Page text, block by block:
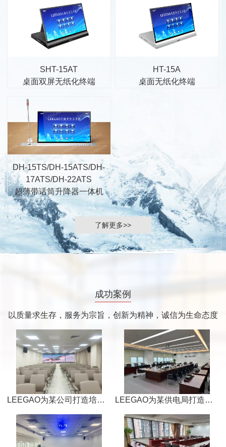
SHT-15AT
桌面双屏无纸化终端
HT-15A
桌面无纸化终端
DH-15TS/DH-15ATS/DH-
17ATS/DH-22ATS
超薄带话筒升降器一体机
了解更多>>
成功案例
以质量求生存，服务为宗旨，创新为精神，诚信为生命态度
LEEGAO为某公司打造培训室 LEEGAO为某供电局打造数字会议室